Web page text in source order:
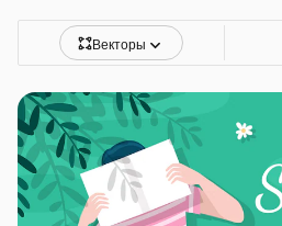
Векторы